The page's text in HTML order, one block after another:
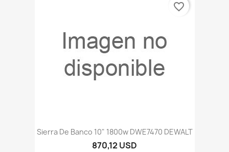
Sierra De Banco 10" 1800w DWE7470 DEWALT
870,12 USD
favorite_border